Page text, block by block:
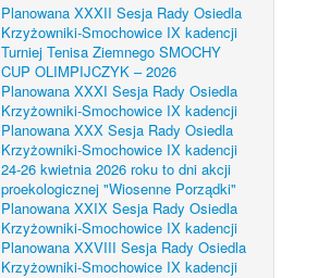
Planowana XXXII Sesja Rady Osiedla
Krzyżowniki-Smochowice IX kadencji
Turniej Tenisa Ziemnego SMOCHY
CUP OLIMPIJCZYK – 2026
Planowana XXXI Sesja Rady Osiedla
Krzyżowniki-Smochowice IX kadencji
Planowana XXX Sesja Rady Osiedla
Krzyżowniki-Smochowice IX kadencji
24-26 kwietnia 2026 roku to dni akcji
proekologicznej "Wiosenne Porządki"
Planowana XXIX Sesja Rady Osiedla
Krzyżowniki-Smochowice IX kadencji
Planowana XXVIII Sesja Rady Osiedla
Krzyżowniki-Smochowice IX kadencji